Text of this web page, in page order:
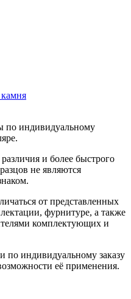
по индивидуальному
и более быстрого
не являются
от представленных
фурнитуре, а также
комплектующих и
по индивидуальному заказу
её применения.